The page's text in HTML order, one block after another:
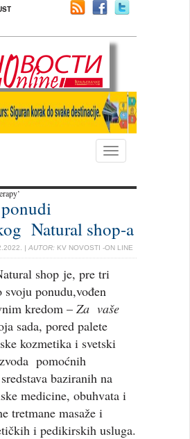
Toggle
navigation
Natural shop-a
| AUTOR: KV NOVOSTI -ON LINE
shop je, pre tri
svoju ponudu,vođen
kredom –Za vaše
sada, pored palete
kozmetika i svetski
pomoćnih
baziranih na
medicine, obuhvata i
tretmane masaže i
i pedikirskih usluga.